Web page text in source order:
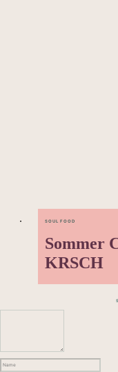
SOUL FOOD
Sommer
KRSCH